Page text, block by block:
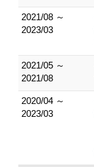
2021/08 ～
2023/03
2021/05 ～
2021/08
2020/04 ～
2023/03